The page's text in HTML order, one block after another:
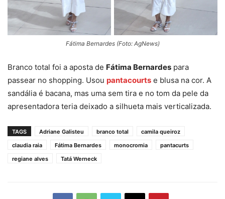
Fátima Bernardes (Foto: AgNews)
Branco total foi a aposta de Fátima Bernardes para
passear no shopping. Usou pantacourts e blusa na cor. A
sandália é bacana, mas uma sem tira e no tom da pele da
apresentadora teria deixado a silhueta mais verticalizada.
TAGS Adriane Galisteu branco total
camila queiroz
claudia raia
Fátima Bernardes monocromia
pantacurts
regiane alves
Tatá Werneck